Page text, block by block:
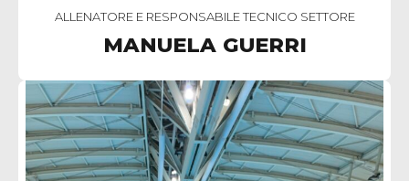
ALLENATORE E RESPONSABILE TECNICO SETTORE
MANUELA GUERRI